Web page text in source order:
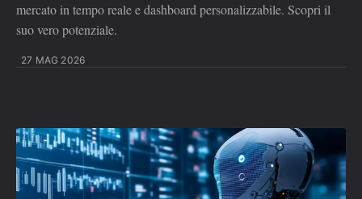
mercato in tempo reale e dashboard personalizzabile. Scopri il
suo vero potenziale.
27 MAG 2026